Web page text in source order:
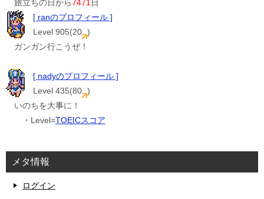
旅立ちの日から7471日
[ ranのプロフィール ]
Level 905(20 )
ガンガン行こうぜ！
[ nadyのプロフィール ]
Level 435(80 )
いのちを大事に！
・Level=TOEICスコア
メタ情報
ログイン